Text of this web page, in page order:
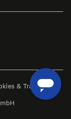
& Tracking